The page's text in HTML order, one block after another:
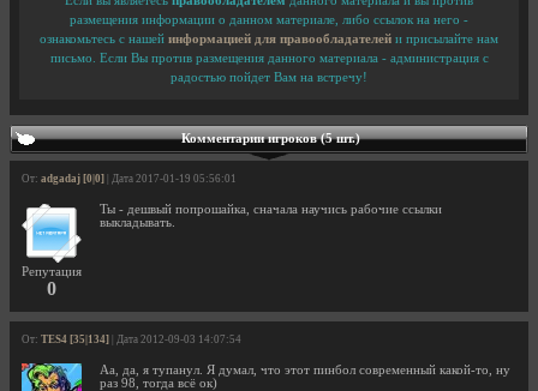
размещения информации о данном материале, либо ссылок на него -
ознакомьтесь с нашей информацией для правообладателей и присылайте нам
письмо. Если Вы против размещения данного материала - администрация с
радостью пойдет Вам на встречу!
Комментарии игроков (5 шт.)
От: adgadaj [0|0] | Дата 2017-01-19 05:56:01
Репутация
0
Ты - дешвый попрошайка, сначала научись рабочие ссылки
выкладывать.
От: TES4 [35|134] | Дата 2012-09-03 14:07:54
Аа, да, я тупанул. Я думал, что этот пинбол современный какой-то, ну
раз 98, тогда всё ок)